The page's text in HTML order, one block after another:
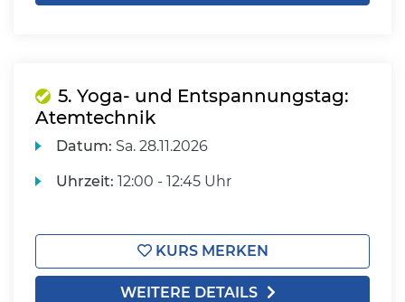
5. Yoga- und Entspannungstag:
Atemtechnik
Datum: Sa. 28.11.2026
Uhrzeit: 12:00 - 12:45 Uhr
KURS MERKEN
WEITERE DETAILS